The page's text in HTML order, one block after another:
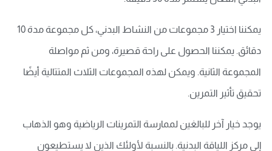
يمكننا اختيار 3 مجموعات من النشاط البدني، كل مجموعة مدة 10
دقائق. يمكننا الحصول على راحة قصيرة، ومن ثم مواصلة
المجموعة الثانية. ويمكن لهذه المجموعات الثلاث المتتالية أيضًا
تحقيق تأثير التمرين.
يوجد خيار آخر للبالغين لممارسة التمرينات الرياضية وهو الذهاب
إلى مركز اللياقة البدنية. بالنسبة لأولئك الذين لا يستطيعون